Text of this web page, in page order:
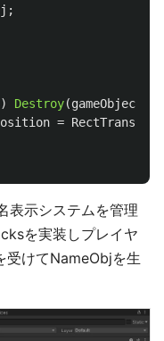
;
) Destroy(gameObject
=
表示システムを管理
を実装しプレイヤ
受けてNameObjを生